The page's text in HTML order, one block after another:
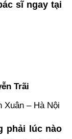
sĩ ngay tại
Trãi
Xuân – Hà Nội
phải lúc nào